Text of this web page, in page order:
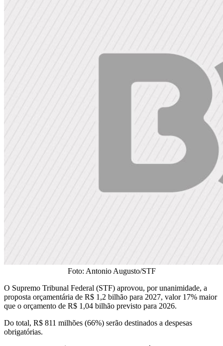
Foto: Antonio Augusto/STF
O Supremo Tribunal Federal (STF) aprovou, por unanimidade, a
proposta orçamentária de R$ 1,2 bilhão para 2027, valor 17% maior
que o orçamento de R$ 1,04 bilhão previsto para 2026.
Do total, R$ 811 milhões (66%) serão destinados a despesas
obrigatórias.